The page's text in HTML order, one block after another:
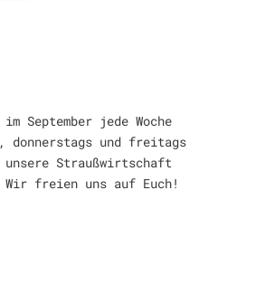
September jede Woche
donnerstags und freitags
unsere Straußwirtschaft
freien uns auf Euch!